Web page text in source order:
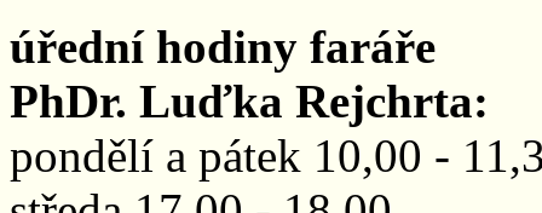
úřední hodiny faráře
PhDr. Luďka Rejchrta:
pondělí a pátek 10,00 -